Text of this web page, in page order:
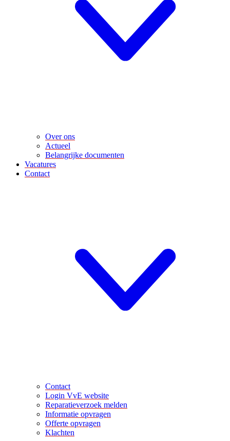
Over ons
Actueel
Belangrijke documenten
Vacatures
Contact
Contact
Login VvE website
Reparatieverzoek melden
Informatie opvragen
Offerte opvragen
Klachten